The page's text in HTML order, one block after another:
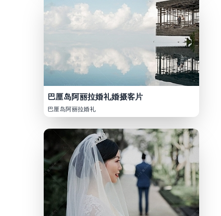
巴厘岛阿丽拉婚礼婚摄客片
巴厘岛阿丽拉婚礼